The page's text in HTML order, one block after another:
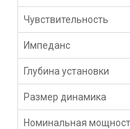
Чувствительность
Импеданс
Глубина установки
Размер динамика
Номинальная